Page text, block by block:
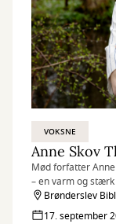
VOKSNE
Mød forfatter
– en varm og
finde sin plads i
Brønderslev
17. september